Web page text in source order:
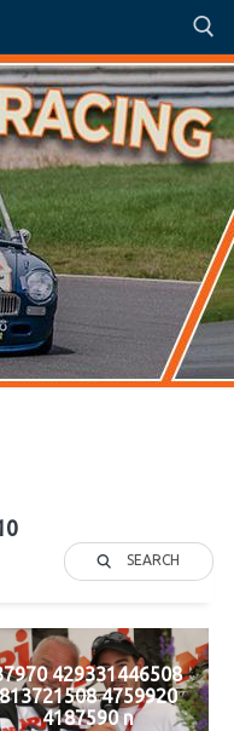
SEARCH
429331446508
4759920
4187590 n